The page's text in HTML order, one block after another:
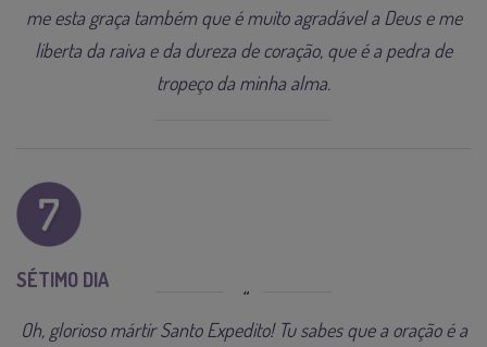
me esta graça também que é muito agradável a Deus e me
liberta da raiva e da dureza de coração, que é a pedra de
tropeço da minha alma.
SÉTIMO DIA
Oh, glorioso mártir Santo Expedito! Tu sabes que a oração é a